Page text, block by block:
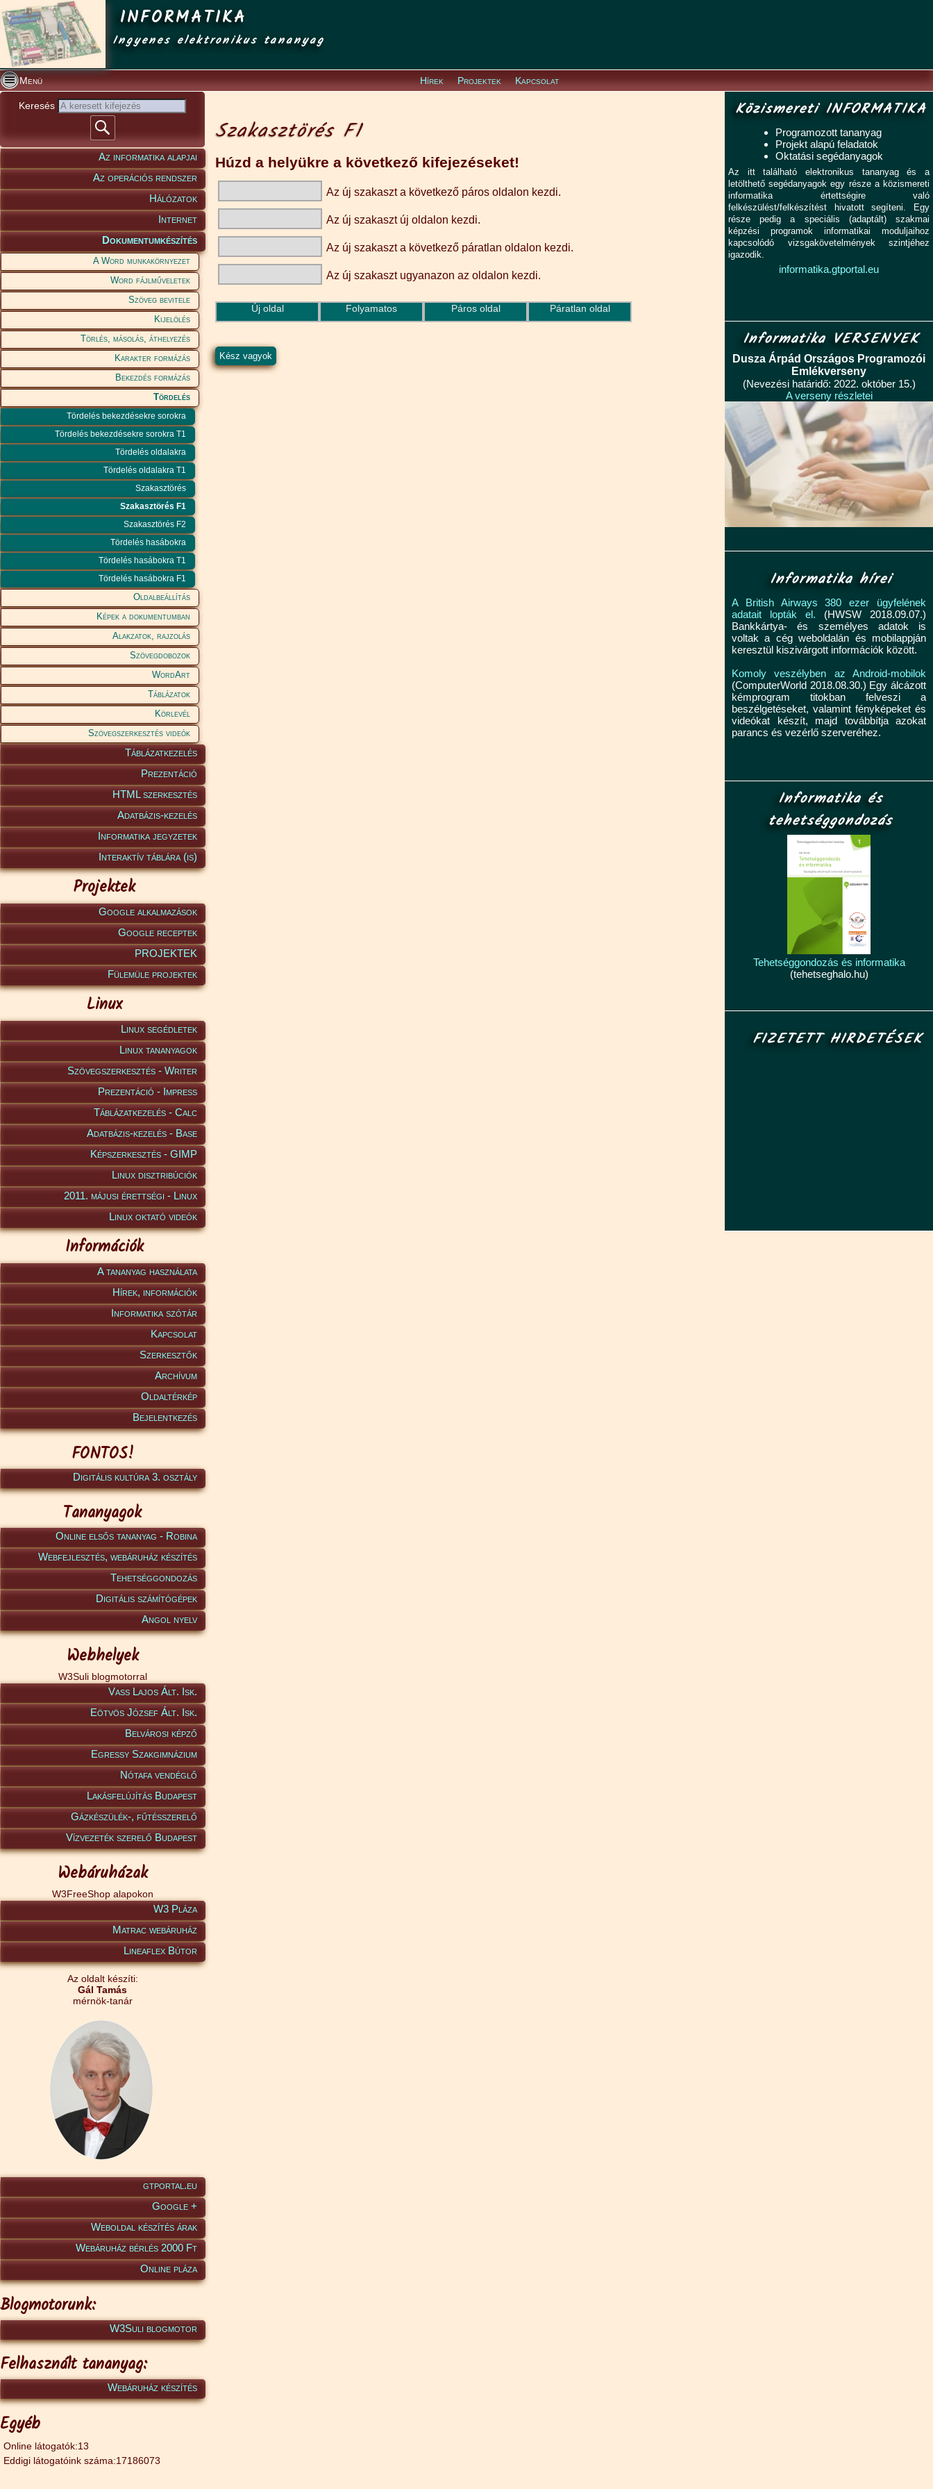
INFORMATIKA
Ingyenes elektronikus tananyag
Menü Hírek Projektek Kapcsolat
Keresés
Az informatika alapjai
Az operációs rendszer
Hálózatok
Internet
Dokumentumkészítés
A Word munkakörnyezet
Word fájlműveletek
Szöveg bevitele
Kijelölés
Törlés, másolás, áthelyezés
Karakter formázás
Bekezdés formázás
Tördelés
Tördelés bekezdésekre sorokra
Tördelés bekezdésekre sorokra T1
Tördelés oldalakra
Tördelés oldalakra T1
Szakasztörés
Szakasztörés F1
Szakasztörés F2
Tördelés hasábokra
Tördelés hasábokra T1
Tördelés hasábokra F1
Oldalbeállítás
Képek a dokumentumban
Alakzatok, rajzolás
Szövegdobozok
WordArt
Táblázatok
Körlevél
Szövegszerkesztés videók
Táblázatkezelés
Prezentáció
HTML szerkesztés
Adatbázis-kezelés
Informatika jegyzetek
Interaktív táblára (is)
Projektek
Google alkalmazások
Google receptek
PROJEKTEK
Fülemüle projektek
Linux
Linux segédletek
Linux tananyagok
Szövegszerkesztés - Writer
Prezentáció - Impress
Táblázatkezelés - Calc
Adatbázis-kezelés - Base
Képszerkesztés - GIMP
Linux disztribúciók
2011. májusi érettségi - Linux
Linux oktató videók
Információk
A tananyag használata
Hírek, információk
Informatika szótár
Kapcsolat
Szerkesztők
Archívum
Oldaltérkép
Bejelentkezés
FONTOS!
Digitális kultúra 3. osztály
Tananyagok
Online elsős tananyag - Robina
Webfejlesztés, webáruház készítés
Tehetséggondozás
Digitális számítógépek
Angol nyelv
Webhelyek
W3Suli blogmotorral
Vass Lajos Ált. Isk.
Eötvös József Ált. Isk.
Belvárosi képző
Egressy Szakgimnázium
Nótafa vendéglő
Lakásfelújítás Budapest
Gázkészülék-, fűtésszerelő
Vízvezeték szerelő Budapest
Webáruházak
W3FreeShop alapokon
W3 Pláza
Matrac webáruház
Lineaflex Bútor
Az oldalt készíti:
Gál Tamás
mérnök-tanár
gtportal.eu
Google +
Weboldal készítés árak
Webáruház bérlés 2000 Ft
Online pláza
Blogmotorunk:
W3Suli blogmotor
Felhasznált tananyag:
Webáruház készítés
Egyéb
Online látogatók:13
Eddigi látogatóink száma:17186073
Szakasztörés F1
Húzd a helyükre a következő kifejezéseket!
Az új szakaszt a következő páros oldalon kezdi.
Az új szakaszt új oldalon kezdi.
Az új szakaszt a következő páratlan oldalon kezdi.
Az új szakaszt ugyanazon az oldalon kezdi.
Új oldal Folyamatos Páros oldal Páratlan oldal
Közismereti INFORMATIKA
Programozott tananyag
Projekt alapú feladatok
Oktatási segédanyagok
Az itt található elektronikus tananyag és a
letölthető segédanyagok egy része a közismereti
informatika értettségire való
felkészülést/felkészítést hivatott segíteni. Egy
része pedig a speciális (adaptált) szakmai
képzési programok informatikai moduljaihoz
kapcsolódó vizsgakövetelmények szintjéhez
igazodik.
informatika.gtportal.eu
Informatika VERSENYEK
Dusza Árpád Országos Programozói
Emlékverseny
(Nevezési határidő: 2022. október 15.)
A verseny részletei
Informatika hírei
A British Airways 380 ezer ügyfelének
adatait lopták el. (HWSW 2018.09.07.)
Bankkártya- és személyes adatok is
voltak a cég weboldalán és mobilappján
keresztül kiszivárgott információk között.
Komoly veszélyben az Android-mobilok
(ComputerWorld 2018.08.30.) Egy álcázott
kémprogram titokban felveszi a
beszélgetéseket, valamint fényképeket és
videókat készít, majd továbbítja azokat
parancs és vezérlő szerveréhez.
Informatika és
tehetséggondozás
Tehetséggondozás és informatika
(tehetseghalo.hu)
FIZETETT HIRDETÉSEK